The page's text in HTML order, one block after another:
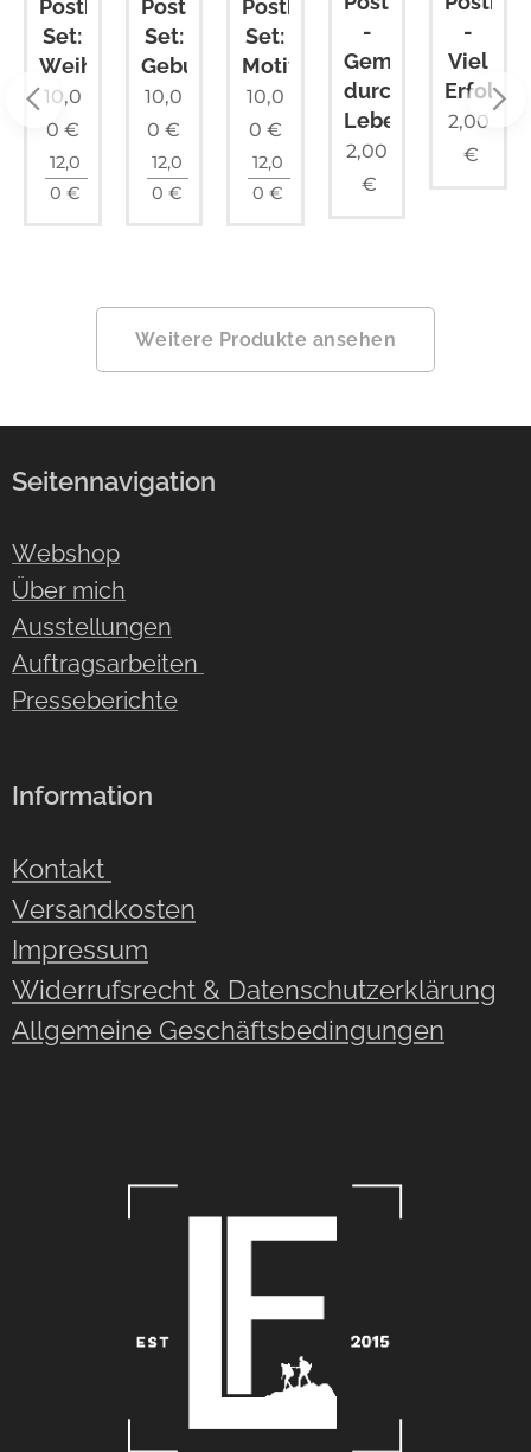
Postkarten
Set:
Weihnachten
10,0
0 €
12,0
0 €
Postkarten
Set:
Geburtstag
10,0
0 €
12,0
0 €
Postkarten
Set:
Motivation
10,0
0 €
12,0
0 €
-
Gemeinsam
durchs
Leben
2,00
€
-
Viel
Erfolg
2,00
€
Weitere Produkte ansehen
Seitennavigation
Webshop
Über mich
Ausstellungen
Auftragsarbeiten
Presseberichte
Information
Kontakt
Versandkosten
Impressum
Widerrufsrecht & Datenschutzerklärung
Allgemeine Geschäftsbedingungen